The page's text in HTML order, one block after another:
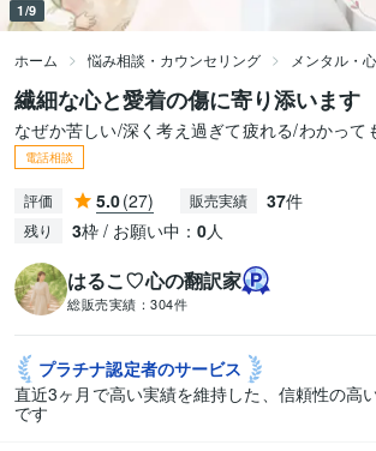
1/9
ホーム 悩み相談・カウンセリング メンタル・
繊細な心と愛着の傷に寄り添います
なぜか苦しい/深く考え過ぎて疲れる/わかって
電話相談
評価 5.0(27) 販売実績 37件
残り 3枠 / お願い中： 0人
はるこ♡心の翻訳家
総販売実績： 304件
プラチナ認定者のサービス
直近3ヶ月で高い実績を維持した、信頼性の高
です